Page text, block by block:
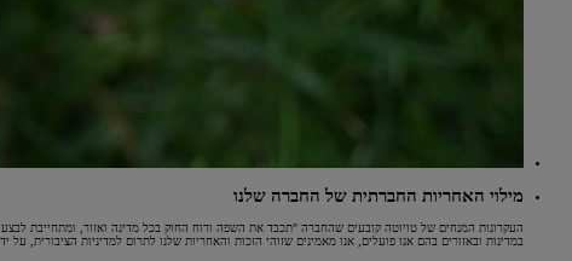
מילוי האחריות החברתית של החברה שלנו
העקרונות המנחים של טויוטה קובעים שהחברה "תכבד את השפה ורוח החוק בכל מדינה ואזור, ומתחייבת
במדינות ובאזורים בהם אנו פועלים, אנו מאמינים שזוהי הזכות והאחריות שלנו לתרום למדיניות הציבורית, על